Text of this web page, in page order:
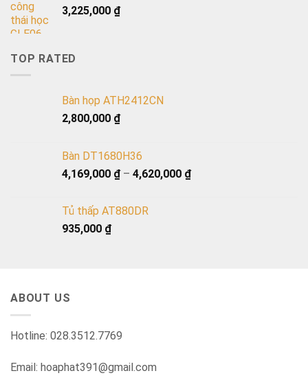
3,225,000 ₫
TOP RATED
Bàn họp ATH2412CN
2,800,000 ₫
Bàn DT1680H36
4,169,000 ₫– 4,620,000 ₫
Tủ thấp AT880DR
935,000 ₫
ABOUT US
Hotline: 028.3512.7769
Email: hoaphat391@gmail.com